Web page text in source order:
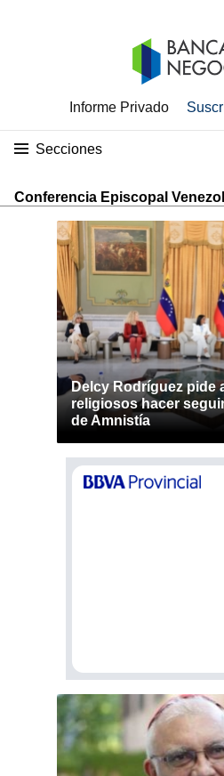
Informe Privado
Secciones
Conferencia Episcopal
Delcy Rodríguez pide
religiosos hacer
de Amnistía